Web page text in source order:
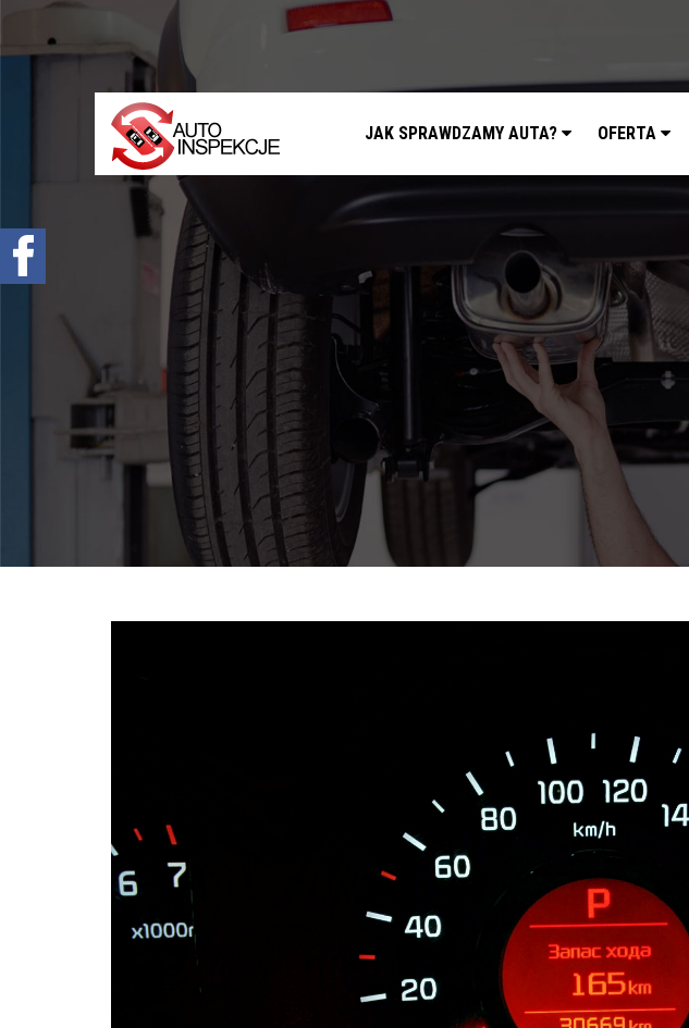
JAK SPRAWDZAMY AUTA? OFERTA
Sprawdzenie samochodu przed zakupem –
Sprawdzenie historii serwisowej
Sprawdzenie historii wypadkowej
Sprawdzenie stanu prawnego samochodu
Oferta
Sprawdzenie samochodu w Polsce
Sprowadzenie samochodu z zagranicy na
Znajdziemy Ci auto
Diagnostyka komputerowa – Radom, Warszawa i
Pomoc w znalezieniu auta w Polsce
Wyszukiwanie samochodu w ogłoszeniach